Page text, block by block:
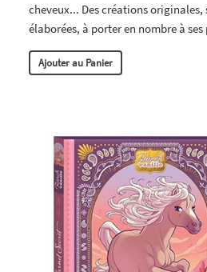
cheveux... Des créations originales,
élaborées, à porter en nombre à ses
Ajouter au Panier